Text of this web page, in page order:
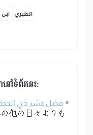
ابن الطبري
ៅទំព័រនេះ:
• فضل عشر ذي
他の日々よりも